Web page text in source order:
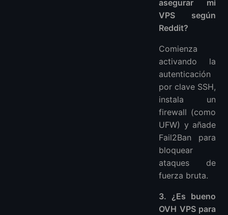
asegurar mi
VPS según
Reddit?
Comienza
activando la
autenticación
por clave SSH,
instala un
firewall (como
UFW) y añade
Fail2Ban para
bloquear
ataques de
fuerza bruta.
3. ¿Es bueno
OVH VPS para